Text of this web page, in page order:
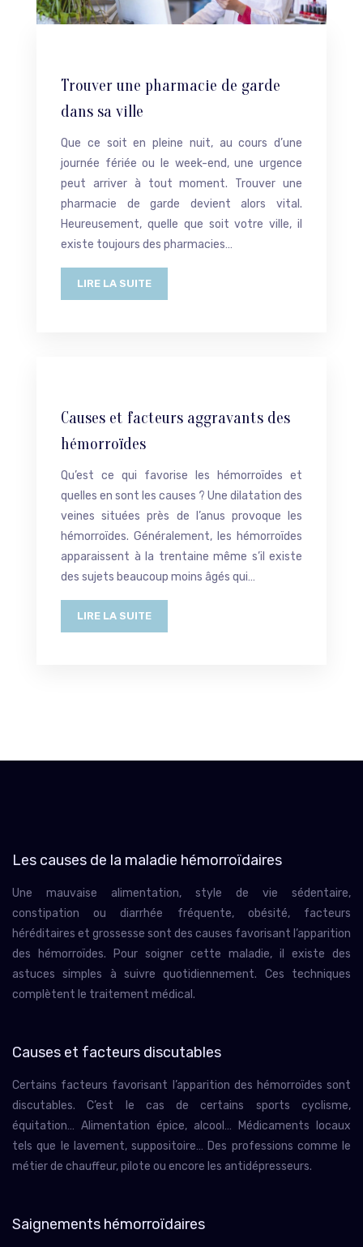
Trouver une pharmacie de garde
dans sa ville
Que ce soit en pleine nuit, au cours d’une
journée fériée ou le week-end, une urgence
peut arriver à tout moment. Trouver une
pharmacie de garde devient alors vital.
Heureusement, quelle que soit votre ville, il
existe toujours des pharmacies…
LIRE LA SUITE
Causes et facteurs aggravants des
hémorroïdes
Qu’est ce qui favorise les hémorroïdes et
quelles en sont les causes ? Une dilatation des
veines situées près de l’anus provoque les
hémorroïdes. Généralement, les hémorroïdes
apparaissent à la trentaine même s’il existe
des sujets beaucoup moins âgés qui…
LIRE LA SUITE
Les causes de la maladie hémorroïdaires
Une mauvaise alimentation, style de vie sédentaire,
constipation ou diarrhée fréquente, obésité, facteurs
héréditaires et grossesse sont des causes favorisant l’apparition
des hémorroïdes. Pour soigner cette maladie, il existe des
astuces simples à suivre quotidiennement. Ces techniques
complètent le traitement médical.
Causes et facteurs discutables
Certains facteurs favorisant l’apparition des hémorroïdes sont
discutables. C’est le cas de certains sports cyclisme,
équitation… Alimentation épice, alcool… Médicaments locaux
tels que le lavement, suppositoire… Des professions comme le
métier de chauffeur, pilote ou encore les antidépresseurs.
Saignements hémorroïdaires